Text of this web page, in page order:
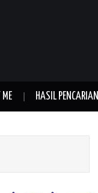
HASIL PENCARIAN